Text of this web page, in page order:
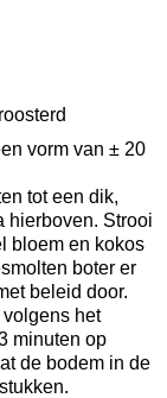
vorm van ± 20
tot een dik,
hierboven. Strooi
bloem en kokos
boter er
beleid door.
het
minuten op
de bodem in de